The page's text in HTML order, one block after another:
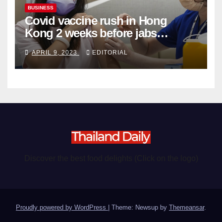
BUSINESS
Covid vaccine rush in Hong
Kong 2 weeks before jabs
become chargeable
APRIL 9, 2023 EDITORIAL
Proudly powered by WordPress Theme: Newsup by Themeansar.